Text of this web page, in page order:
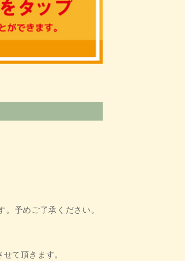
予めご了承ください。
て頂きます。